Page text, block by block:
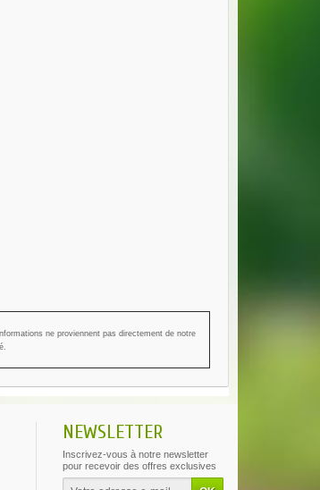
ne proviennent pas directement de notre
NEWSLETTER
Inscrivez-vous à notre newsletter
pour recevoir des offres exclusives